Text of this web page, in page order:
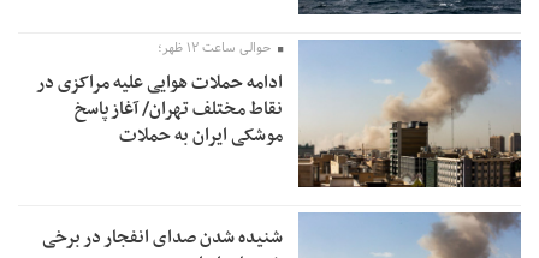
حوالی ساعت ۱۲ ظهر؛
ادامه حملات هوایی علیه مراکزی در
نقاط مختلف تهران/ آغاز پاسخ
موشکی ایران به حملات
شنیده شدن صدای انفجار در برخی